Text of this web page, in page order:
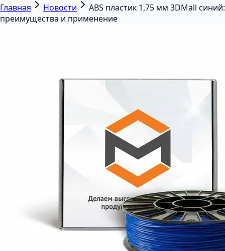
Главная Новости
ABS пластик 1,75 мм 3DMall синий:
преимущества и применение